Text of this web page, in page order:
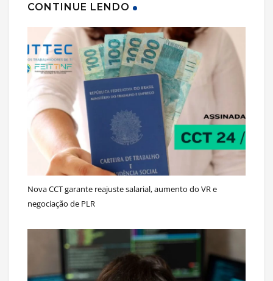
CONTINUE LENDO
Nova CCT garante reajuste salarial, aumento do VR e
negociação de PLR